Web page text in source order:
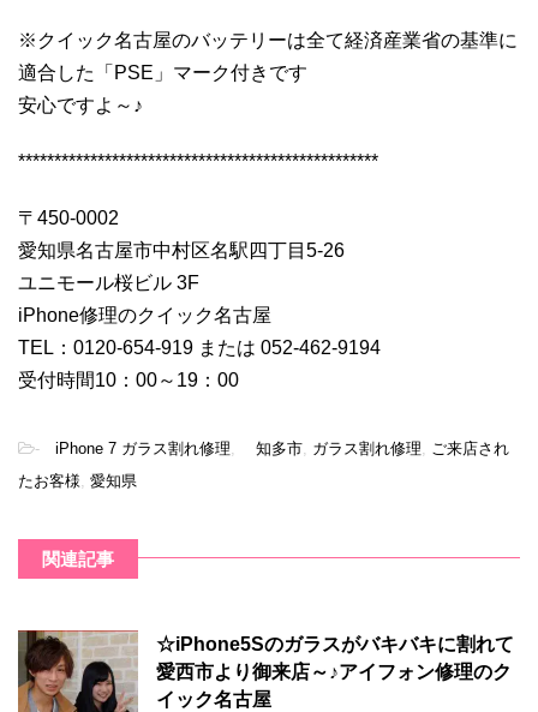
※クイック名古屋のバッテリーは全て経済産業省の基準に
適合した「PSE」マーク付きです
安心ですよ～♪
**************************************************
〒450-0002
愛知県名古屋市中村区名駅四丁目5-26
ユニモール桜ビル 3F
iPhone修理のクイック名古屋
TEL：0120-654-919 または 052-462-9194
受付時間10：00～19：00
- iPhone 7 ガラス割れ修理 知多市 ガラス割れ修理
ご来店され
たお客様 愛知県
関連記事
☆iPhone5Sのガラスがバキバキに割れて
愛西市より御来店～♪アイフォン修理のク
イック名古屋